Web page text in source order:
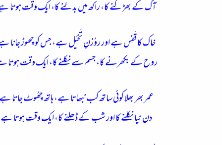
آگ کے بھڑکنے کا، راکھ میں بدلنے کا، ایک وقت ہوتا
خاک کا قَفس ہے اور روُزنِ تَخیّل ہے، جس کو چھوڑ جانا
روح کے بکھرنے کا، جسم سے نکلنے کا، ایک وقت ہوتا
عمر بھر بھلا کوئی ساتھ کب نبھاتا ہے، ہاتھ چھُوٹ جاتا
دن نیا نکلنے کا اور شب کے ڈھلنے کا، ایک وقت ہوتا ہے